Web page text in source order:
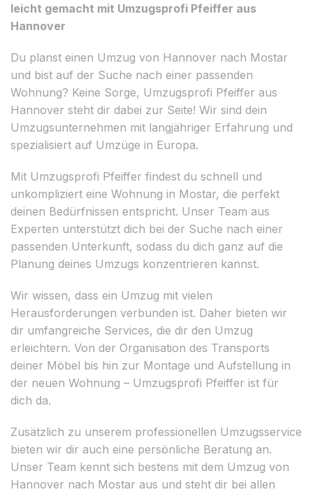
leicht gemacht mit Umzugsprofi Pfeiffer aus
Hannover
Du planst einen Umzug von Hannover nach Mostar
und bist auf der Suche nach einer passenden
Wohnung? Keine Sorge, Umzugsprofi Pfeiffer aus
Hannover steht dir dabei zur Seite! Wir sind dein
Umzugsunternehmen mit langjähriger Erfahrung und
spezialisiert auf Umzüge in Europa.
Mit Umzugsprofi Pfeiffer findest du schnell und
unkompliziert eine Wohnung in Mostar, die perfekt
deinen Bedürfnissen entspricht. Unser Team aus
Experten unterstützt dich bei der Suche nach einer
passenden Unterkunft, sodass du dich ganz auf die
Planung deines Umzugs konzentrieren kannst.
Wir wissen, dass ein Umzug mit vielen
Herausforderungen verbunden ist. Daher bieten wir
dir umfangreiche Services, die dir den Umzug
erleichtern. Von der Organisation des Transports
deiner Möbel bis hin zur Montage und Aufstellung in
der neuen Wohnung – Umzugsprofi Pfeiffer ist für
dich da.
Zusätzlich zu unserem professionellen Umzugsservice
bieten wir dir auch eine persönliche Beratung an.
Unser Team kennt sich bestens mit dem Umzug von
Hannover nach Mostar aus und steht dir bei allen